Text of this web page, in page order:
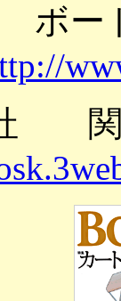
ボ
社